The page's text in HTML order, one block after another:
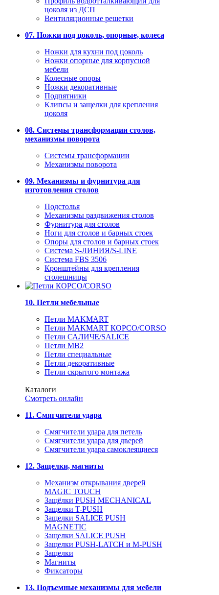
цоколя из ДСП
Вентиляционные решетки
07. Ножки под цоколь, опорные, колеса
Ножки для кухни под цоколь
Ножки опорные для корпусной
мебели
Колесные опоры
Ножки декоративные
Подпятники
Клипсы и защелки для крепления
цоколя
08. Системы трансформации столов,
механизмы поворота
Системы трансформации
Механизмы поворота
09. Механизмы и фурнитура для
изготовления столов
Подстолья
Механизмы раздвижения столов
Фурнитура для столов
Ноги для столов и барных стоек
Опоры для столов и барных стоек
Система S-ЛИНИЯ/S-LINE
Система FBS 3506
Кронштейны для крепления
столешницы
10. Петли мебельные
Петли MAKMART
Петли MAKMART КОРСО/CORSO
Петли САЛИЧЕ/SALICE
Петли MB2
Петли специальные
Петли декоративные
Петли скрытого монтажа
Каталоги
Смотреть онлайн
11. Смягчители удара
Смягчители удара для петель
Смягчители удара для дверей
Cмягчители удара самоклеящиеся
12. Защелки, магниты
Механизм открывания дверей
MAGIC TOUCH
Защёлки PUSH MECHANICAL
Защелки T-PUSH
Защелки SALICE PUSH
MAGNETIC
Защелки SALICE PUSH
Защелки PUSH-LATCH и M-PUSH
Защелки
Магниты
Фиксаторы
13. Подъемные механизмы для мебели